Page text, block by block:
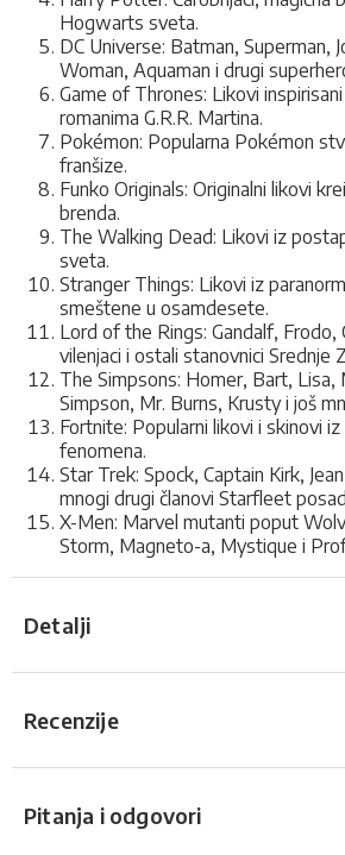
Hogwarts sveta.
DC Universe: Batman, Superman,
Woman, Aquaman i drugi
Game of Thrones: Likovi
romanima G.R.R. Martina.
Pokémon: Popularna Pokémon
franšize.
Funko Originals: Originalni likovi
brenda.
The Walking Dead: Likovi iz
sveta.
Stranger Things: Likovi iz
smeštene u osamdesete.
Lord of the Rings: Gandalf, Frodo,
vilenjaci i ostali stanovnici Srednje
The Simpsons: Homer, Bart, Lisa,
Simpson, Mr. Burns, Krusty i još
Fortnite: Popularni likovi i skinovi
fenomena.
Star Trek: Spock, Captain Kirk,
mnogi drugi članovi Starfleet
X-Men: Marvel mutanti poput
Storm, Magneto-a, Mystique i
Detalji
Recenzije
Pitanja i odgovori